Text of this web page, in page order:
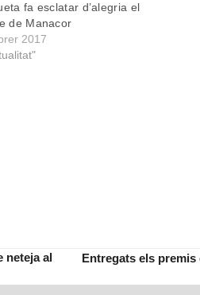
fa esclatar d’alegria el
de Manacor
2017
neteja al
Entregats els